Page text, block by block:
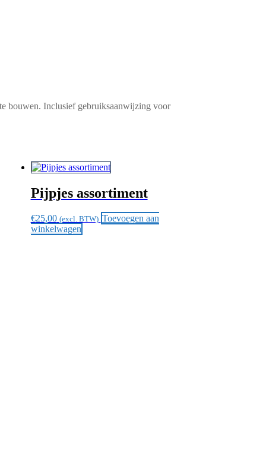
bouwen. Inclusief gebruiksaanwijzing voor
Pijpjes assortiment
€25,00 (excl. BTW) Toevoegen aan
winkelwagen